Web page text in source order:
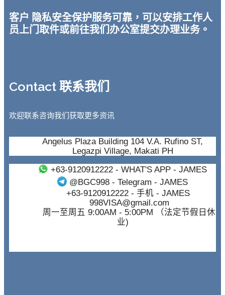
客户 隐私安全保护服务可靠，可以安排工作人
员上门取件或前往我们办公室提交办理业务。
Contact 联系我们
欢迎联系咨询我们获取更多资讯
Angelus Plaza Building 104 V.A. Rufino ST,
Legazpi Village, Makati PH
+63-9120912222- WHAT'S APP - JAMES
@BGC998 - Telegram - JAMES
+63-9120912222- 手机 - JAMES
998VISA@gmail.com
周一至周五 9:00AM - 5:00PM （法定节假日休
业)